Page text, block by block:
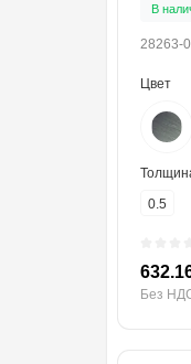
В
28263-
Цвет
0.5
Без